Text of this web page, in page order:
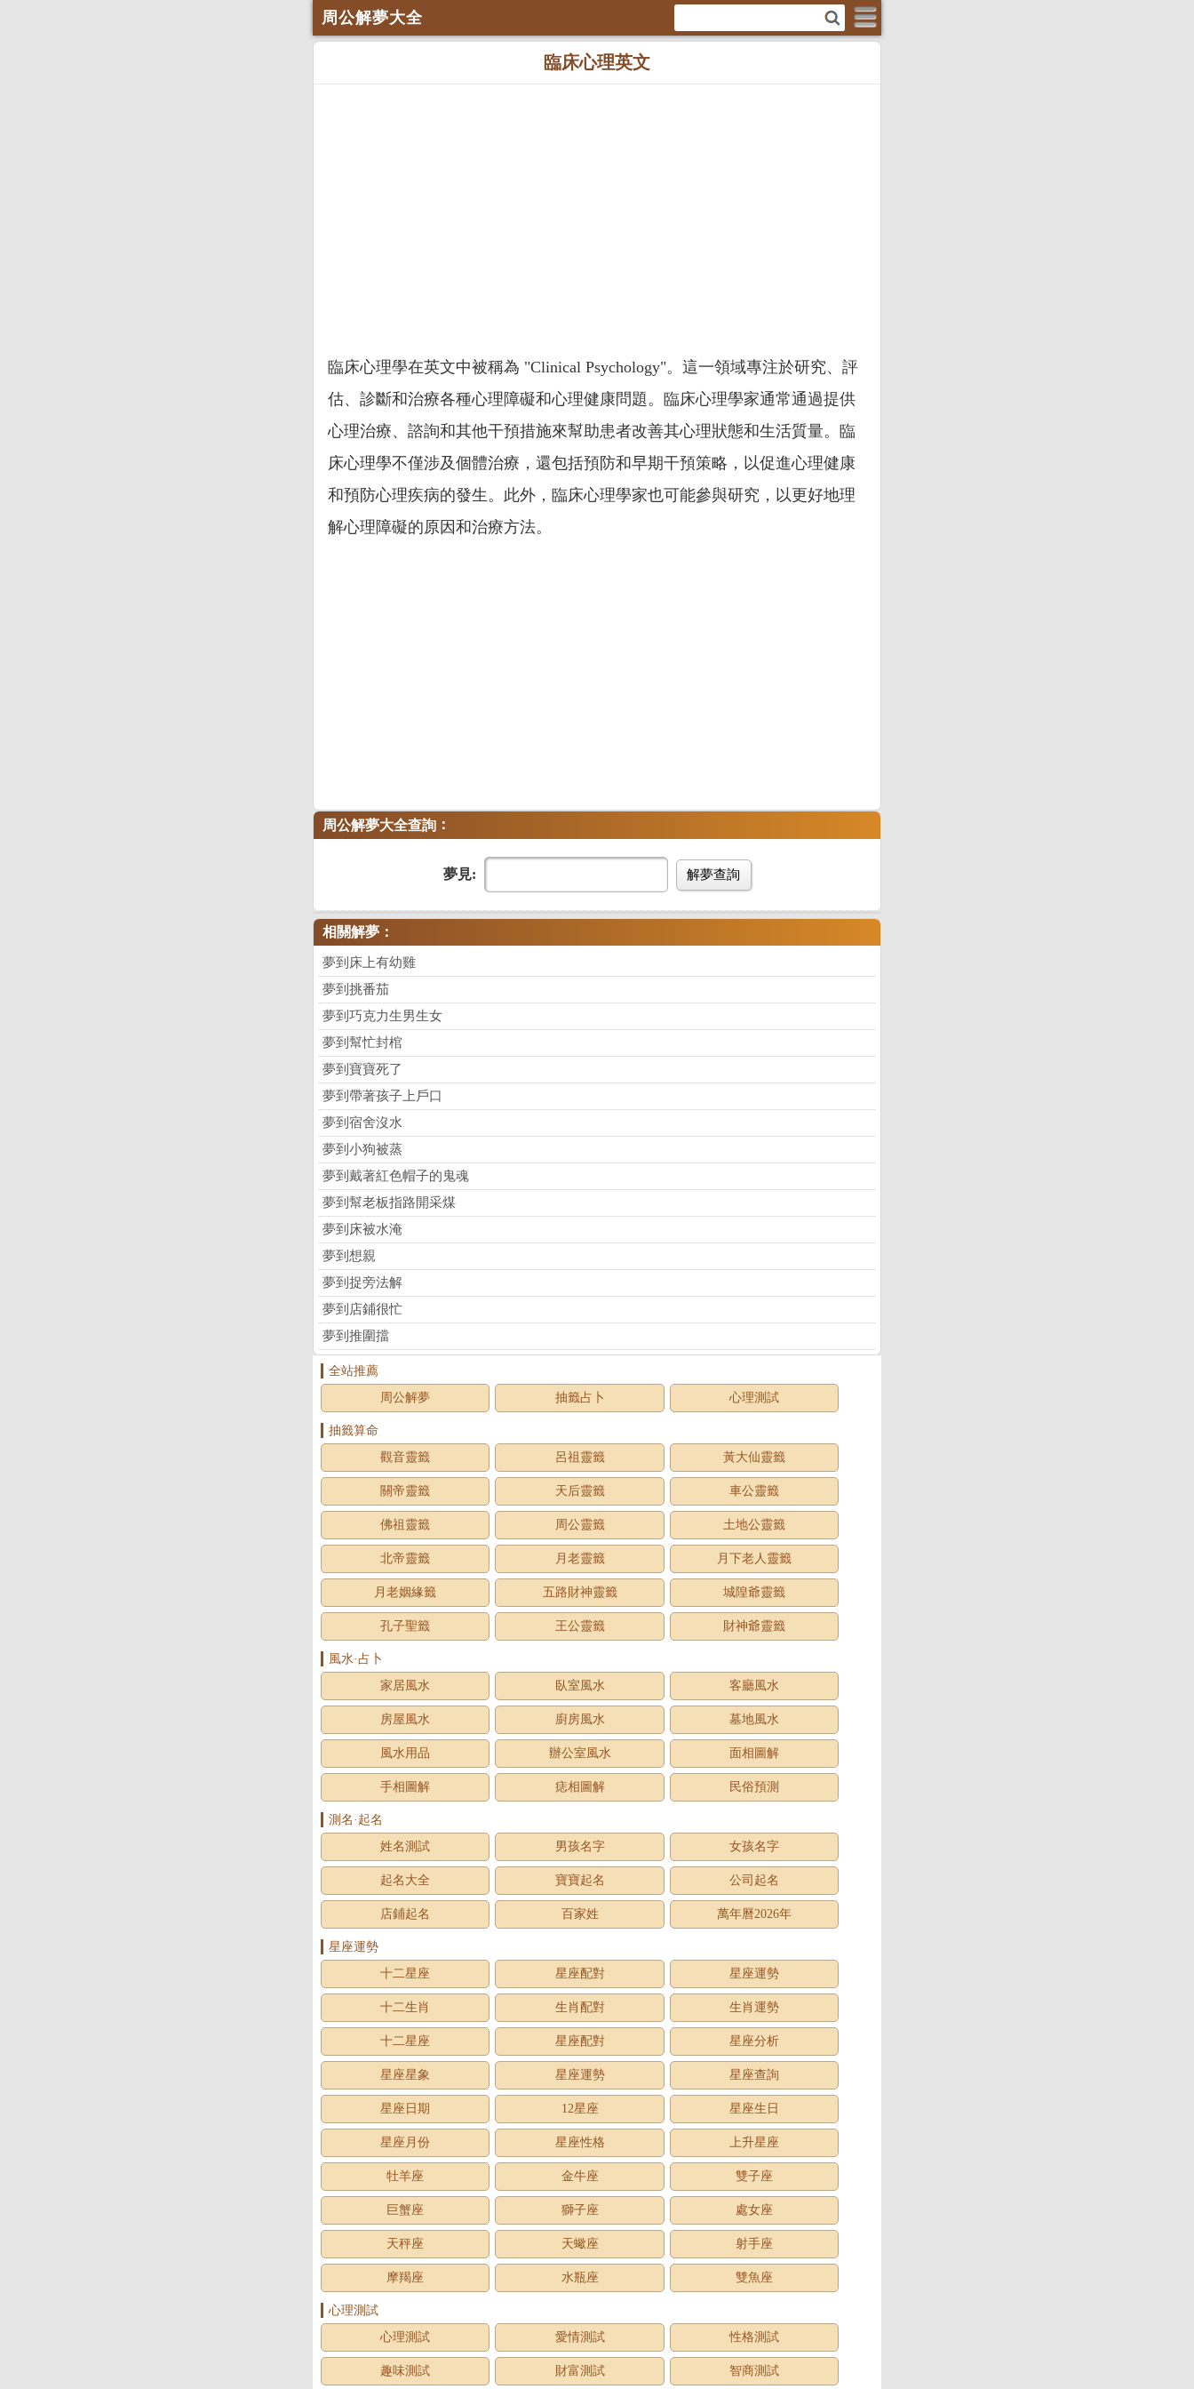
周公解夢大全
臨床心理英文
臨床心理學在英文中被稱為 "Clinical Psychology"。這一領域專注於研究、評
估、診斷和治療各種心理障礙和心理健康問題。臨床心理學家通常通過提供
心理治療、諮詢和其他干預措施來幫助患者改善其心理狀態和生活質量。臨
床心理學不僅涉及個體治療，還包括預防和早期干預策略，以促進心理健康
和預防心理疾病的發生。此外，臨床心理學家也可能參與研究，以更好地理
解心理障礙的原因和治療方法。
周公解夢大全查詢 ：
夢見: 解夢查詢
相關解夢：
夢到床上有幼雞
夢到挑番茄
夢到巧克力生男生女
夢到幫忙封棺
夢到寶寶死了
夢到帶著孩子上戶口
夢到宿舍沒水
夢到小狗被蒸
夢到戴著紅色帽子的鬼魂
夢到幫老板指路開采煤
夢到床被水淹
夢到想親
夢到捉旁法解
夢到店鋪很忙
夢到推圍擋
全站推薦
周公解夢
抽籤占卜 心理測試
抽籤算命
觀音靈籤
呂祖靈籤 黃大仙靈籤
關帝靈籤 天后靈籤 車公靈籤
佛祖靈籤 周公靈籤 土地公靈籤
北帝靈籤 月老靈籤 月下老人靈籤
月老姻緣籤 五路財神靈籤 城隍爺靈籤
孔子聖籤 王公靈籤 財神爺靈籤
風水·占卜
家居風水
臥室風水 客廳風水
房屋風水 廚房風水 墓地風水
風水用品 辦公室風水 面相圖解
手相圖解 痣相圖解 民俗預測
測名·起名
姓名測試
男孩名字 女孩名字
起名大全 寶寶起名 公司起名
店鋪起名 百家姓 萬年曆2026年
星座運勢
十二星座
星座配對 星座運勢
十二生肖 生肖配對 生肖運勢
十二星座 星座配對 星座分析
星座星象 星座運勢 星座查詢
星座日期 12星座 星座生日
星座月份 星座性格 上升星座
牡羊座 金牛座 雙子座
巨蟹座 獅子座 處女座
天秤座 天蠍座 射手座
摩羯座 水瓶座 雙魚座
心理測試
心理測試
愛情測試 性格測試
趣味測試 財富測試 智商測試